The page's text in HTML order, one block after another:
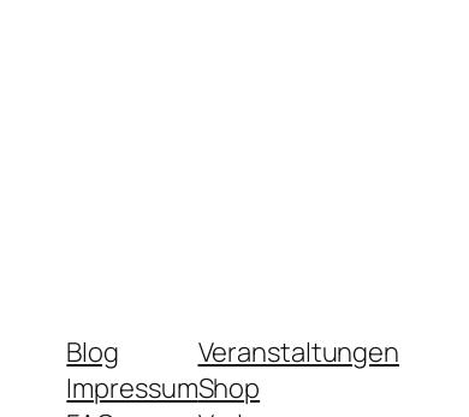
Blog
Impressum
Veranstaltungen
Shop